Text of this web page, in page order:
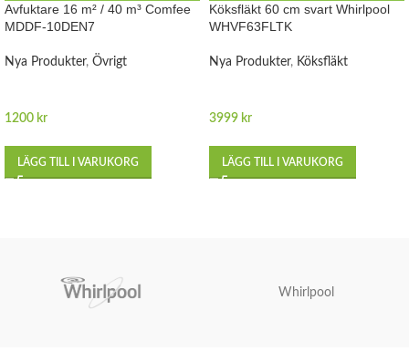
Avfuktare 16 m² / 40 m³ Comfee
MDDF-10DEN7
Nya Produkter, Övrigt
1200 kr
LÄGG TILL I VARUKORG
Köksfläkt 60 cm svart Whirlpool
WHVF63FLTK
Nya Produkter, Köksfläkt
3999 kr
LÄGG TILL I VARUKORG
Whirlpool